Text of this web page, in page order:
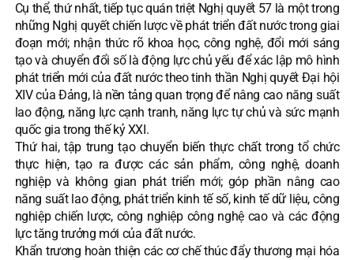
Cụ thể, thứ nhất, tiếp tục quán triệt Nghị quyết 57 là một trong
những Nghị quyết chiến lược về phát triển đất nước trong giai
đoạn mới; nhận thức rõ khoa học, công nghệ, đổi mới sáng
tạo và chuyển đổi số là động lực chủ yếu để xác lập mô hình
phát triển mới của đất nước theo tinh thần Nghị quyết Đại hội
XIV của Đảng, là nền tảng quan trọng để nâng cao năng suất
lao động, năng lực cạnh tranh, năng lực tự chủ và sức mạnh
quốc gia trong thế kỷ XXI.
Thứ hai, tập trung tạo chuyển biến thực chất trong tổ chức
thực hiện, tạo ra được các sản phẩm, công nghệ, doanh
nghiệp và không gian phát triển mới; góp phần nâng cao
năng suất lao động, phát triển kinh tế số, kinh tế dữ liệu, công
nghiệp chiến lược, công nghiệp công nghệ cao và các động
lực tăng trưởng mới của đất nước.
Khẩn trương hoàn thiện các cơ chế thúc đẩy thương mại hóa